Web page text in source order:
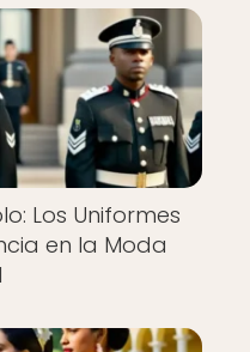
Los Uniformes
en la Moda